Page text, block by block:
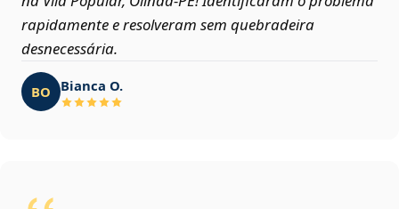
rapidamente e resolveram sem quebradeira
desnecessária.
BO Bianca O.